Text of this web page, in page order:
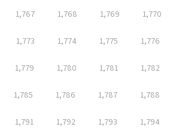
1,767 1,768 1,769 1,770
1,773 1,774 1,775 1,776
1,779 1,780 1,781 1,782
1,785 1,786 1,787 1,788
1,791 1,792 1,793 1,794